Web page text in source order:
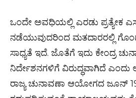
ಒಂದೇ ಅವಧಿಯಲ್ಲಿ ಎರಡು ಪ್ರತ್ಯೇಕ
ನಡೆಯುವುದರಿಂದ ಮತದಾರರಲ್ಲಿ
ಸಾಧ್ಯತೆ ಇದೆ. ಜೊತೆಗೆ ಇದು ಕೇಂದ್ರ
ನಿರ್ದೇಶನಗಳಿಗೆ ವಿರುದ್ಧವಾಗಿದೆ ಎಂದು
ರಾಜ್ಯ ಚುನಾವಣಾ ಆಯೋಗದ ಜೂನ್